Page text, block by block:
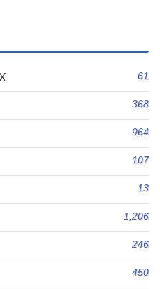
61
368
964
107
13
1,206
246
450